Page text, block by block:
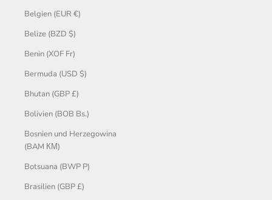
Belgien (EUR €)
Belize (BZD $)
Benin (XOF Fr)
Bermuda (USD $)
Bhutan (GBP £)
Bolivien (BOB Bs.)
Bosnien und Herzegowina
(BAM КМ)
Botsuana (BWP P)
Brasilien (GBP £)